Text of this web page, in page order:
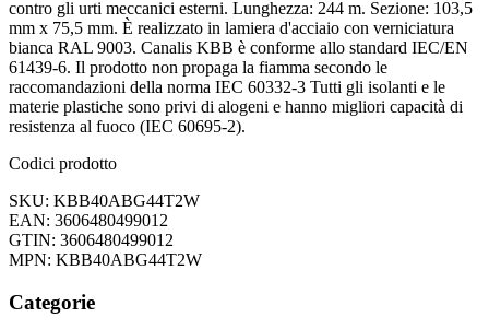
contro gli urti meccanici esterni. Lunghezza: 244 m. Sezione: 103,5
mm x 75,5 mm. È realizzato in lamiera d'acciaio con verniciatura
bianca RAL 9003. Canalis KBB è conforme allo standard IEC/EN
61439-6. Il prodotto non propaga la fiamma secondo le
raccomandazioni della norma IEC 60332-3 Tutti gli isolanti e le
materie plastiche sono privi di alogeni e hanno migliori capacità di
resistenza al fuoco (IEC 60695-2).
Codici prodotto
SKU: KBB40ABG44T2W
EAN: 3606480499012
GTIN: 3606480499012
MPN: KBB40ABG44T2W
Categorie